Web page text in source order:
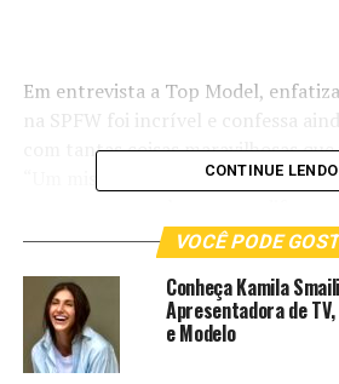
Em entrevista a Top Model,
na SPFW foi incrível e confessa
com tantas coisas maravilhosas que
“Um misto de emoções. Fiz 3
talentosíssimos. Senti aquele
Não só por estar ali representando
incrível, mas também por
e entender a importância de
CONTINUE LENDO
VOCÊ PODE
Conheça Kamila
Apresentadora de
e Modelo